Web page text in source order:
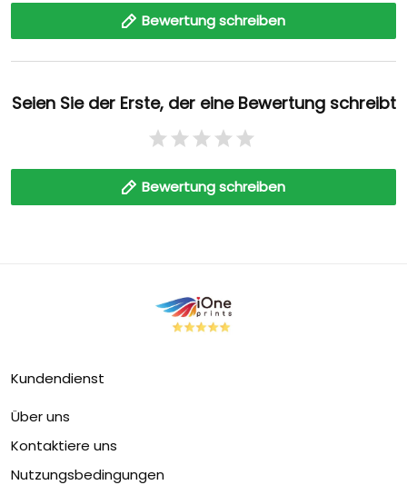
Bewertung schreiben
Seien Sie der Erste, der eine Bewertung schreibt
Bewertung schreiben
Kundendienst
Über uns
Kontaktiere uns
Nutzungsbedingungen